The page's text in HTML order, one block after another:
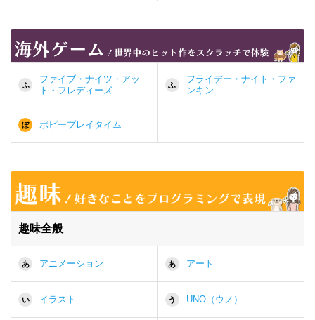
ふ
ファイブ・ナイツ・アッ
ト・フレディーズ
ふ
フライデー・ナイト・ファ
ンキン
ぽ ポピープレイタイム
趣味全般
あ アニメーション あ アート
い イラスト う UNO（ウノ）